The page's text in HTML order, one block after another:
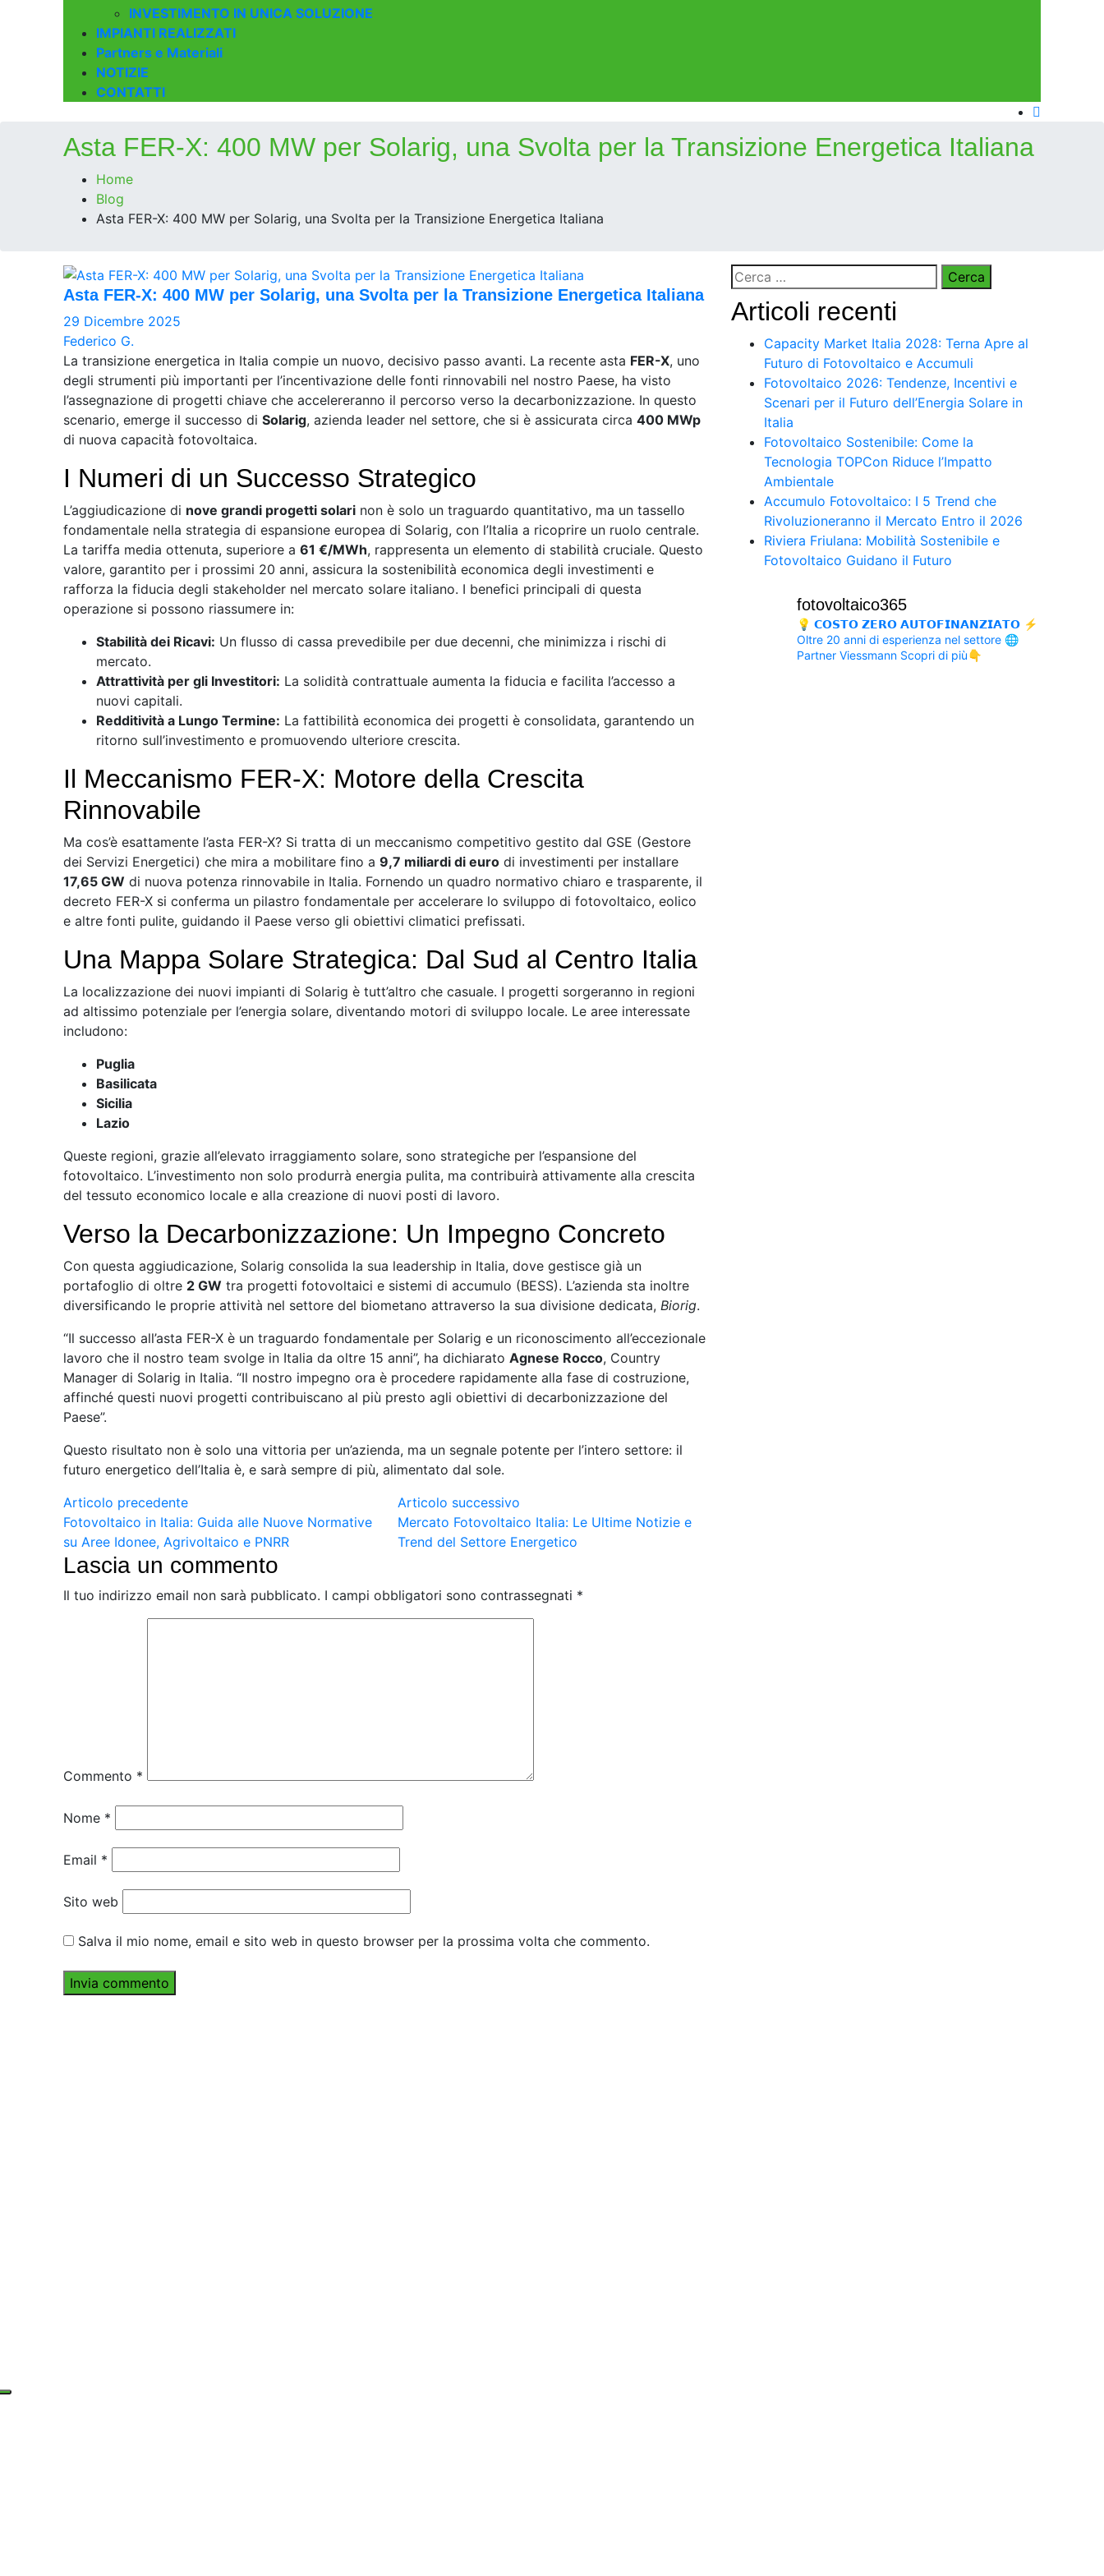
INVESTIMENTO IN UNICA SOLUZIONE
IMPIANTI REALIZZATI
Partners e Materiali
NOTIZIE
CONTATTI
Asta FER-X: 400 MW per Solarig, una Svolta per la Transizione Energetica Italiana
Home
Blog
Asta FER-X: 400 MW per Solarig, una Svolta per la Transizione Energetica Italiana
Asta FER-X: 400 MW per Solarig, una Svolta per la Transizione Energetica Italiana
29 Dicembre 2025
Federico G.
La transizione energetica in Italia compie un nuovo, decisivo passo avanti. La recente asta FER-X, uno
degli strumenti più importanti per l’incentivazione delle fonti rinnovabili nel nostro Paese, ha visto
l’assegnazione di progetti chiave che accelereranno il percorso verso la decarbonizzazione. In questo
scenario, emerge il successo di Solarig, azienda leader nel settore, che si è assicurata circa 400 MWp
di nuova capacità fotovoltaica.
I Numeri di un Successo Strategico
L’aggiudicazione di nove grandi progetti solari non è solo un traguardo quantitativo, ma un tassello
fondamentale nella strategia di espansione europea di Solarig, con l’Italia a ricoprire un ruolo centrale.
La tariffa media ottenuta, superiore a 61 €/MWh, rappresenta un elemento di stabilità cruciale. Questo
valore, garantito per i prossimi 20 anni, assicura la sostenibilità economica degli investimenti e
rafforza la fiducia degli stakeholder nel mercato solare italiano. I benefici principali di questa
operazione si possono riassumere in:
Stabilità dei Ricavi: Un flusso di cassa prevedibile per due decenni, che minimizza i rischi di
mercato.
Attrattività per gli Investitori: La solidità contrattuale aumenta la fiducia e facilita l’accesso a
nuovi capitali.
Redditività a Lungo Termine: La fattibilità economica dei progetti è consolidata, garantendo un
ritorno sull’investimento e promuovendo ulteriore crescita.
Il Meccanismo FER-X: Motore della Crescita
Rinnovabile
Ma cos’è esattamente l’asta FER-X? Si tratta di un meccanismo competitivo gestito dal GSE (Gestore
dei Servizi Energetici) che mira a mobilitare fino a 9,7 miliardi di euro di investimenti per installare
17,65 GW di nuova potenza rinnovabile in Italia. Fornendo un quadro normativo chiaro e trasparente, il
decreto FER-X si conferma un pilastro fondamentale per accelerare lo sviluppo di fotovoltaico, eolico
e altre fonti pulite, guidando il Paese verso gli obiettivi climatici prefissati.
Una Mappa Solare Strategica: Dal Sud al Centro Italia
La localizzazione dei nuovi impianti di Solarig è tutt’altro che casuale. I progetti sorgeranno in regioni
ad altissimo potenziale per l’energia solare, diventando motori di sviluppo locale. Le aree interessate
includono:
Puglia
Basilicata
Sicilia
Lazio
Queste regioni, grazie all’elevato irraggiamento solare, sono strategiche per l’espansione del
fotovoltaico. L’investimento non solo produrrà energia pulita, ma contribuirà attivamente alla crescita
del tessuto economico locale e alla creazione di nuovi posti di lavoro.
Verso la Decarbonizzazione: Un Impegno Concreto
Con questa aggiudicazione, Solarig consolida la sua leadership in Italia, dove gestisce già un
portafoglio di oltre 2 GW tra progetti fotovoltaici e sistemi di accumulo (BESS). L’azienda sta inoltre
diversificando le proprie attività nel settore del biometano attraverso la sua divisione dedicata, Biorig.
“Il successo all’asta FER-X è un traguardo fondamentale per Solarig e un riconoscimento all’eccezionale
lavoro che il nostro team svolge in Italia da oltre 15 anni”, ha dichiarato Agnese Rocco, Country
Manager di Solarig in Italia. “Il nostro impegno ora è procedere rapidamente alla fase di costruzione,
affinché questi nuovi progetti contribuiscano al più presto agli obiettivi di decarbonizzazione del
Paese”.
Questo risultato non è solo una vittoria per un’azienda, ma un segnale potente per l’intero settore: il
futuro energetico dell’Italia è, e sarà sempre di più, alimentato dal sole.
Articolo precedente
Fotovoltaico in Italia: Guida alle Nuove Normative
su Aree Idonee, Agrivoltaico e PNRR
Articolo successivo
Mercato Fotovoltaico Italia: Le Ultime Notizie e
Trend del Settore Energetico
Lascia un commento
Il tuo indirizzo email non sarà pubblicato. I campi obbligatori sono contrassegnati *
Commento *
Nome *
Email *
Sito web
Salva il mio nome, email e sito web in questo browser per la prossima volta che commento.
Ricerca
per:
Articoli recenti
Capacity Market Italia 2028: Terna Apre al
Futuro di Fotovoltaico e Accumuli
Fotovoltaico 2026: Tendenze, Incentivi e
Scenari per il Futuro dell’Energia Solare in
Italia
Fotovoltaico Sostenibile: Come la
Tecnologia TOPCon Riduce l’Impatto
Ambientale
Accumulo Fotovoltaico: I 5 Trend che
Rivoluzioneranno il Mercato Entro il 2026
Riviera Friulana: Mobilità Sostenibile e
Fotovoltaico Guidano il Futuro
fotovoltaico365
💡 𝗖𝗢𝗦𝗧𝗢 𝗭𝗘𝗥𝗢 𝗔𝗨𝗧𝗢𝗙𝗜𝗡𝗔𝗡𝗭𝗜𝗔𝗧𝗢 ⚡
Oltre 20 anni di esperienza nel settore 🌐
Partner Viessmann Scopri di più👇